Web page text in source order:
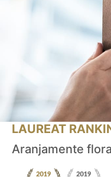
LAUREAT
Aranjamente